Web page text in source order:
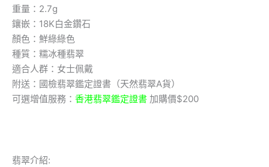
重量：2.7g
鑲嵌：18K白金鑽石
顏色：鮮綠綠色
種質：糯冰種翡翠
適合人群：女士佩戴
附送：國檢翡翠鑑定證書（天然翡翠A貨）
可選增值服務： 香港翡翠鑑定證書 加購價$200
翡翠介紹: